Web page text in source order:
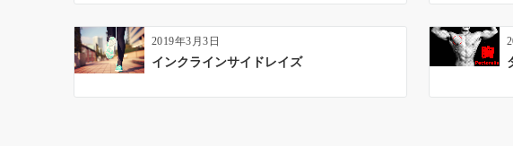
2019年3月3日
インクラインサイドレイズ